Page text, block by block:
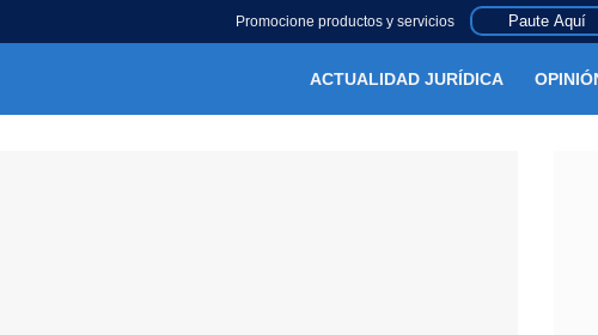
Promocione productos y servicios Paute Aquí
ACTUALIDAD JURÍDICA